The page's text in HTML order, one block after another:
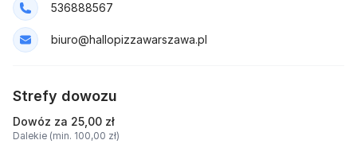
536888567
biuro@hallopizzawarszawa.pl
Strefy dowozu
Dowóz za 25,00 zł
Dalekie (min. 100,00 zł)